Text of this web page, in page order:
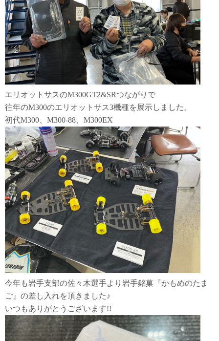
エリオットサスのM300GT2&SRつながりで
往年のM300のエリオットサス3機種を展示しました。
初代M300、M300-88、M300EX
今年も岩手支部の佐々木選手より岩手銘菓『かもめのたま
ご』の差し入れを頂きました♪
いつもありがとうございます!!